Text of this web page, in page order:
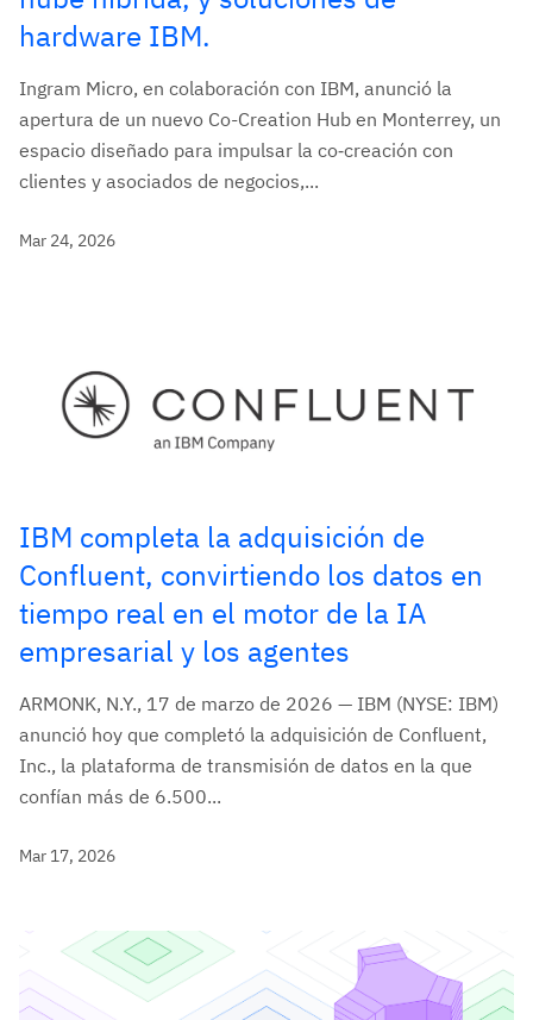
hardware IBM.
Ingram Micro, en colaboración con IBM, anunció la
apertura de un nuevo Co-Creation Hub en Monterrey, un
espacio diseñado para impulsar la co‑creación con
clientes y asociados de negocios,...
Mar 24, 2026
IBM completa la adquisición de
Confluent, convirtiendo los datos en
tiempo real en el motor de la IA
empresarial y los agentes
ARMONK, N.Y., 17 de marzo de 2026 — IBM (NYSE: IBM)
anunció hoy que completó la adquisición de Confluent,
Inc., la plataforma de transmisión de datos en la que
confían más de 6.500...
Mar 17, 2026